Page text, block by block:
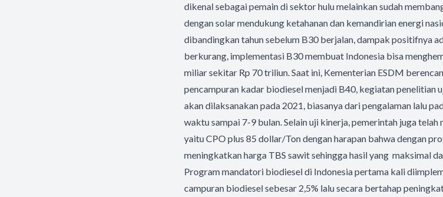
dikenal sebagai pemain di sektor hulu melainkan sudah
dengan solar mendukung ketahanan dan kemandirian energi
dibandingkan tahun sebelum B30 berjalan, dampak positifnya
berkurang, implementasi B30 membuat Indonesia bisa
miliar sekitar Rp 70 triliun. Saat ini, Kementerian ESDM
pencampuran kadar biodiesel menjadi B40, kegiatan penelitian
akan dilaksanakan pada 2021, biasanya dari pengalaman lalu
waktu sampai 7-9 bulan. Selain uji kinerja, pemerintah juga
yaitu CPO plus 85 dollar/Ton dengan harapan bahwa dengan
meningkatkan harga TBS sawit sehingga hasil yang maksimal
Program mandatori biodiesel di Indonesia pertama kali
campuran biodiesel sebesar 2,5% lalu secara bertahap